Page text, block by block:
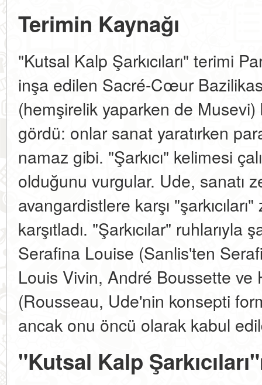
Terimin Kaynağı
"Kutsal Kalp Şarkıcıları" terimi
inşa edilen Sacré-Cœur
(hemşirelik yaparken de Musevi)
gördü: onlar sanat yaratırken
namaz gibi. "Şarkıcı" kelimesi
olduğunu vurgular. Ude, sanatı
avangardistlere karşı
karşıtladı. "Şarkıcılar" ruhlarıyla
Serafina Louise (Sanlis'ten
Louis Vivin, André Boussette ve
(Rousseau, Ude'nin konsepti
ancak onu öncü olarak kabul
"Kutsal Kalp